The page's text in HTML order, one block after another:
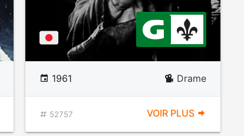
1961 Drame
52757 VOIR PLUS